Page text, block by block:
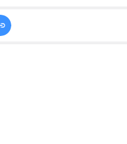
별의 눈빛에 심장 박동
PTE.LTD